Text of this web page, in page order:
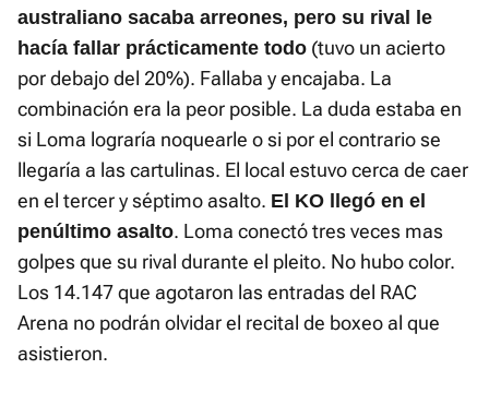
australiano sacaba arreones, pero su rival le
hacía fallar prácticamente todo (tuvo un acierto
por debajo del 20%). Fallaba y encajaba. La
combinación era la peor posible. La duda estaba en
si Loma lograría noquearle o si por el contrario se
llegaría a las cartulinas. El local estuvo cerca de caer
en el tercer y séptimo asalto. El KO llegó en el
penúltimo asalto. Loma conectó tres veces mas
golpes que su rival durante el pleito. No hubo color.
Los 14.147 que agotaron las entradas del RAC
Arena no podrán olvidar el recital de boxeo al que
asistieron.